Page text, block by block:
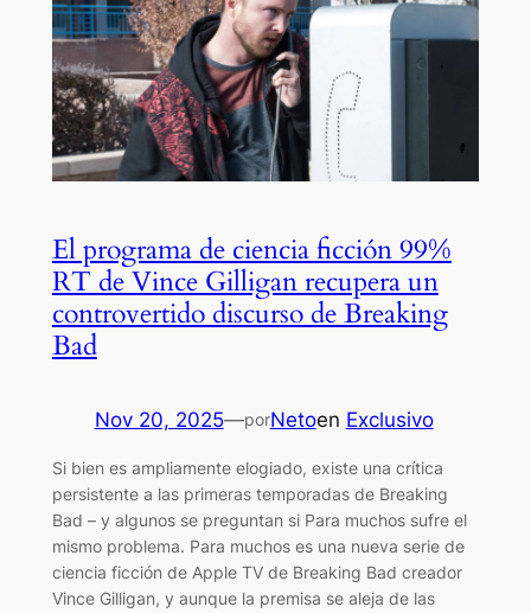
El programa de ciencia ficción 99%
RT de Vince Gilligan recupera un
controvertido discurso de Breaking
Bad
Nov 20, 2025—porNetoen Exclusivo
Si bien es ampliamente elogiado, existe una crítica
persistente a las primeras temporadas de Breaking
Bad – y algunos se preguntan si Para muchos sufre el
mismo problema. Para muchos es una nueva serie de
ciencia ficción de Apple TV de Breaking Bad creador
Vince Gilligan, y aunque la premisa se aleja de las